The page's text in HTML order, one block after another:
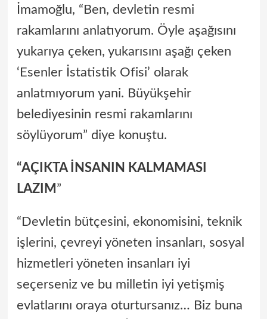
İmamoğlu, “Ben, devletin resmi
rakamlarını anlatıyorum. Öyle aşağısını
yukarıya çeken, yukarısını aşağı çeken
‘Esenler İstatistik Ofisi’ olarak
anlatmıyorum yani. Büyükşehir
belediyesinin resmi rakamlarını
söylüyorum” diye konuştu.
“AÇIKTA İNSANIN KALMAMASI
LAZIM ”
“Devletin bütçesini, ekonomisini, teknik
işlerini, çevreyi yöneten insanları, sosyal
hizmetleri yöneten insanları iyi
seçerseniz ve bu milletin iyi yetişmiş
evlatlarını oraya oturtursanız… Biz buna